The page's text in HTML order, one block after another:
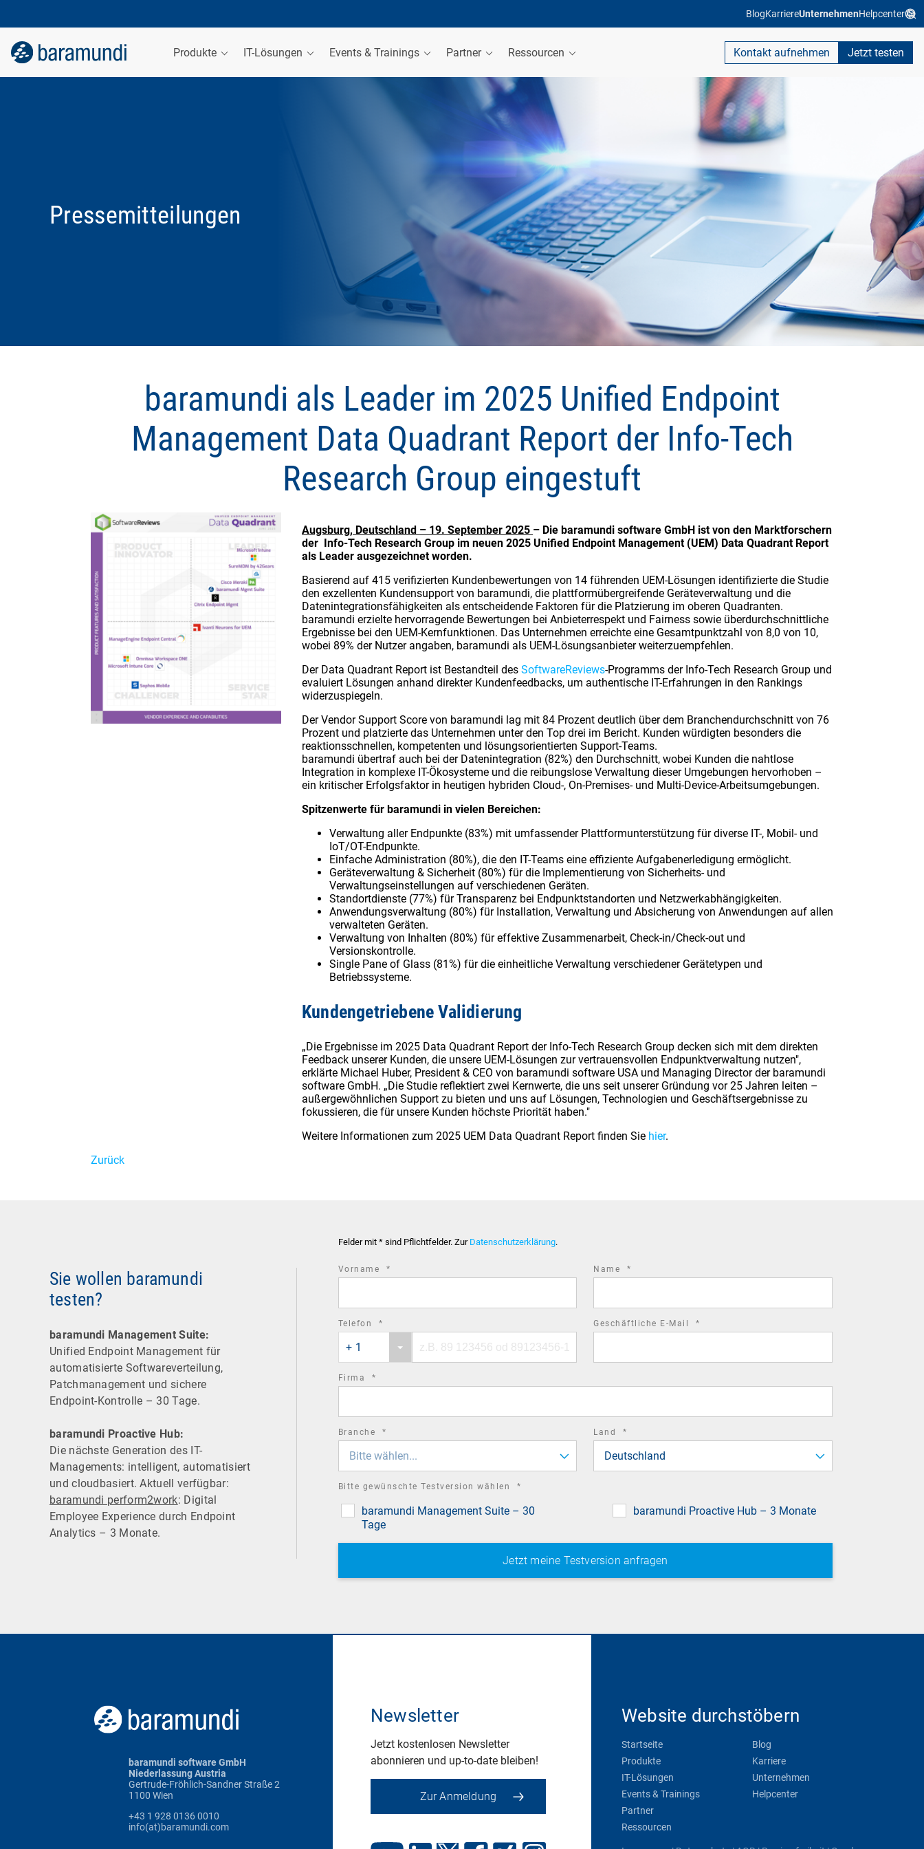
BlogKarriereUnternehmenHelpcenter
Produkte IT-Lösungen Events & Trainings Partner Ressourcen Kontakt aufnehmen Jetzt testen
Pressemitteilungen
baramundi als Leader im 2025 Unified Endpoint
Management Data Quadrant Report der Info-Tech
Research Group eingestuft
Augsburg, Deutschland – 19. September 2025 – Die baramundi software GmbH ist von den Marktforschern
der Info-Tech Research Group im neuen 2025 Unified Endpoint Management (UEM) Data Quadrant Report
als Leader ausgezeichnet worden.
Basierend auf 415 verifizierten Kundenbewertungen von 14 führenden UEM-Lösungen identifizierte die Studie
den exzellenten Kundensupport von baramundi, die plattformübergreifende Geräteverwaltung und die
Datenintegrationsfähigkeiten als entscheidende Faktoren für die Platzierung im oberen Quadranten.
baramundi erzielte hervorragende Bewertungen bei Anbieterrespekt und Fairness sowie überdurchschnittliche
Ergebnisse bei den UEM-Kernfunktionen. Das Unternehmen erreichte eine Gesamtpunktzahl von 8,0 von 10,
wobei 89% der Nutzer angaben, baramundi als UEM-Lösungsanbieter weiterzuempfehlen.
Der Data Quadrant Report ist Bestandteil des SoftwareReviews-Programms der Info-Tech Research Group und
evaluiert Lösungen anhand direkter Kundenfeedbacks, um authentische IT-Erfahrungen in den Rankings
widerzuspiegeln.
Der Vendor Support Score von baramundi lag mit 84 Prozent deutlich über dem Branchendurchschnitt von 76
Prozent und platzierte das Unternehmen unter den Top drei im Bericht. Kunden würdigten besonders die
reaktionsschnellen, kompetenten und lösungsorientierten Support-Teams.
baramundi übertraf auch bei der Datenintegration (82%) den Durchschnitt, wobei Kunden die nahtlose
Integration in komplexe IT-Ökosysteme und die reibungslose Verwaltung dieser Umgebungen hervorhoben –
ein kritischer Erfolgsfaktor in heutigen hybriden Cloud-, On-Premises- und Multi-Device-Arbeitsumgebungen.
Spitzenwerte für baramundi in vielen Bereichen:
Verwaltung aller Endpunkte (83%) mit umfassender Plattformunterstützung für diverse IT-, Mobil- und
IoT/OT-Endpunkte.
Einfache Administration (80%), die den IT-Teams eine effiziente Aufgabenerledigung ermöglicht.
Geräteverwaltung & Sicherheit (80%) für die Implementierung von Sicherheits- und
Verwaltungseinstellungen auf verschiedenen Geräten.
Standortdienste (77%) für Transparenz bei Endpunktstandorten und Netzwerkabhängigkeiten.
Anwendungsverwaltung (80%) für Installation, Verwaltung und Absicherung von Anwendungen auf allen
verwalteten Geräten.
Verwaltung von Inhalten (80%) für effektive Zusammenarbeit, Check-in/Check-out und
Versionskontrolle.
Single Pane of Glass (81%) für die einheitliche Verwaltung verschiedener Gerätetypen und
Betriebssysteme.
Kundengetriebene Validierung
„Die Ergebnisse im 2025 Data Quadrant Report der Info-Tech Research Group decken sich mit dem direkten
Feedback unserer Kunden, die unsere UEM-Lösungen zur vertrauensvollen Endpunktverwaltung nutzen",
erklärte Michael Huber, President & CEO von baramundi software USA und Managing Director der baramundi
software GmbH. „Die Studie reflektiert zwei Kernwerte, die uns seit unserer Gründung vor 25 Jahren leiten –
außergewöhnlichen Support zu bieten und uns auf Lösungen, Technologien und Geschäftsergebnisse zu
fokussieren, die für unsere Kunden höchste Priorität haben."
Weitere Informationen zum 2025 UEM Data Quadrant Report finden Sie hier.
Zurück
Sie wollen baramundi
testen?
baramundi Management Suite:
Unified Endpoint Management für
automatisierte Software­verteilung,
Patchmanagement und sichere
Endpoint-Kontrolle – 30 Tage.
baramundi Proactive Hub:
Die nächste Generation des IT-
Managements: intelligent, automatisiert
und cloudbasiert. Aktuell verfügbar:
baramundi perform2work: Digital
Employee Experience durch Endpoint
Analytics – 3 Monate.
Felder mit * sind Pflichtfelder. Zur Datenschutzerklärung.
Vorname * Name *
Telefon *
country
code
+ 1
number
Geschäftliche E-Mail *
Firma *
Branche *
Bitte wählen...
Land *
Deutschland
Bitte gewünschte Testversion wählen *
baramundi Management Suite – 30
Tage
baramundi Proactive Hub – 3 Monate
baramundi software GmbH
Niederlassung Austria
Gertrude-Fröhlich-Sandner Straße 2
1100 Wien
+43 1 928 0136 0010
info(at)baramundi.com
Newsletter
Jetzt kostenlosen Newsletter
abonnieren und up-to-date bleiben!
Zur Anmeldung
Website durchstöbern
Startseite
Produkte
IT-Lösungen
Events & Trainings
Partner
Ressourcen
Blog
Karriere
Unternehmen
Helpcenter